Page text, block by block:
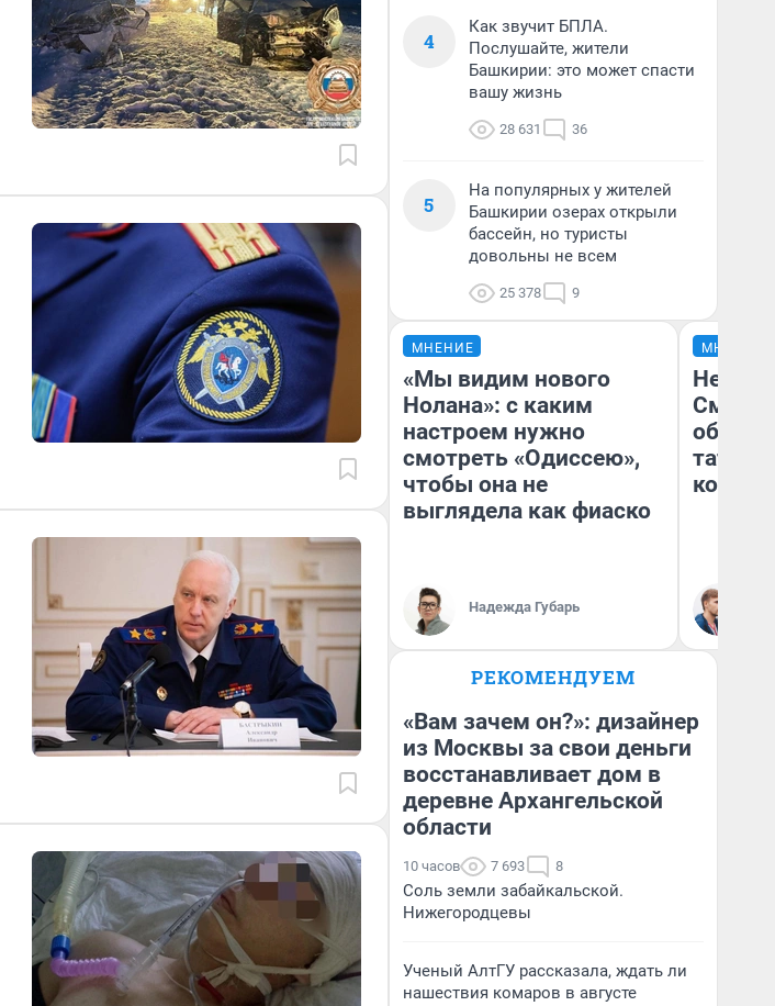
4
Как звучит БПЛА.
Послушайте, жители
Башкирии: это может спасти
вашу жизнь
28 631 36
5
На популярных у жителей
Башкирии озерах открыли
бассейн, но туристы
довольны не всем
25 378 9
МНЕНИЕ
«Мы видим нового
Нолана»: с каким
настроем нужно
смотреть «Одиссею»,
чтобы она не
выглядела как фиаско
Надежда Губарь
МНЕНИЕ
РЕКОМЕНДУЕМ
«Вам зачем он?»: дизайнер
из Москвы за свои деньги
восстанавливает дом в
деревне Архангельской
области
10 часов 7 693 8
Соль земли забайкальской.
Нижегородцевы
Ученый АлтГУ рассказала, ждать ли
нашествия комаров в августе